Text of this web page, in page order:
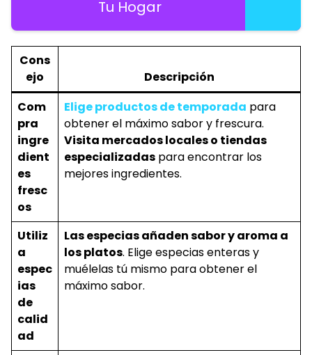
Tu Hogar
Cons
ejo
Descripción
Com
pra
ingre
dient
es
fresc
os
Elige productos de temporada para
obtener el máximo sabor y frescura.
Visita mercados locales o tiendas
especializadas para encontrar los
mejores ingredientes.
Utiliz
a
espec
ias
de
calid
ad
Las especias añaden sabor y aroma a
los platos. Elige especias enteras y
muélelas tú mismo para obtener el
máximo sabor.